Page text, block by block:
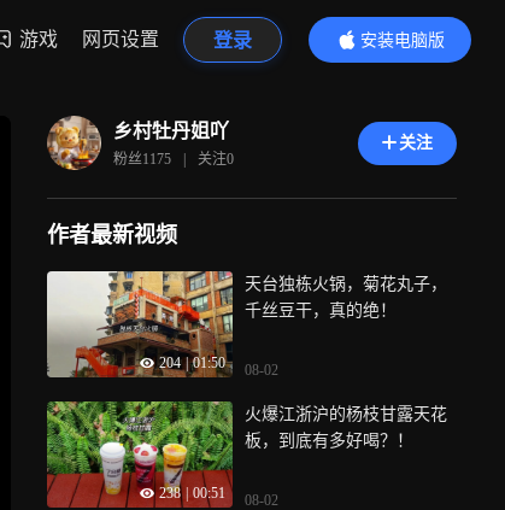
游戏 网页设置 登录
安装电脑版
内容更精彩
乡村牡丹姐吖
粉丝1175 | 关注0
关注
作者最新视频
204 | 01:50
天台独栋火锅，菊花丸子，
千丝豆干，真的绝！
08-02
238 00:51
火爆江浙沪的杨枝甘露天花
板，到底有多好喝？！
08-02